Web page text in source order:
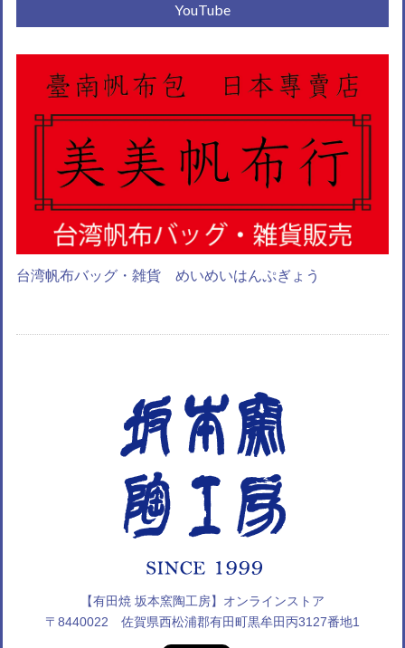
YouTube
台湾帆布バッグ・雑貨 めいめいはんぷぎょう
【有田焼 坂本窯陶工房】オンラインストア
〒8440022 佐賀県西松浦郡有田町黒牟田丙3127番地1